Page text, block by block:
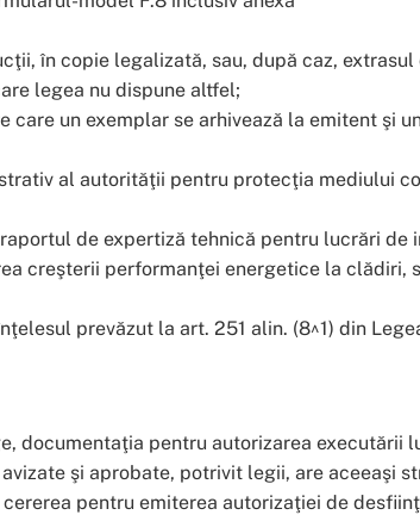
în copie legalizată, sau, după caz,
legea nu dispune altfel;
care un exemplar se arhivează la emitent şi
al autorităţii pentru protecţia mediului
de expertiză tehnică pentru lucrări
creşterii performanţei energetice la
prevăzut la art. 251 alin. (8^1) din
documentaţia pentru autorizarea executării
şi aprobate, potrivit legii, are aceeaşi
pentru emiterea autorizaţiei de